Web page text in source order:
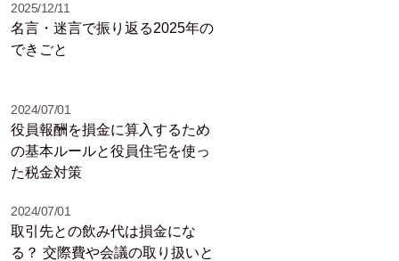
「お金の使い方」を変え、世界
をも変えていく可能性を秘めて
いる！／岡目八目リポート
2025/12/11
名言・迷言で振り返る2025年の
できごと
2024/07/01
役員報酬を損金に算入するため
の基本ルールと役員住宅を使っ
た税金対策
2024/07/01
取引先との飲み代は損金にな
る？ 交際費や会議の取り扱いと